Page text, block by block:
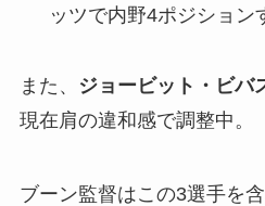
ッツで内野4ポジション
また、 ジョービット・ビバ
現在肩の違和感で調整中。
ブーン監督はこの3選手を